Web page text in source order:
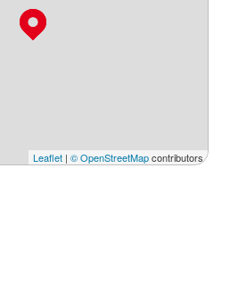
Leaflet | © OpenStreetMapcontributors